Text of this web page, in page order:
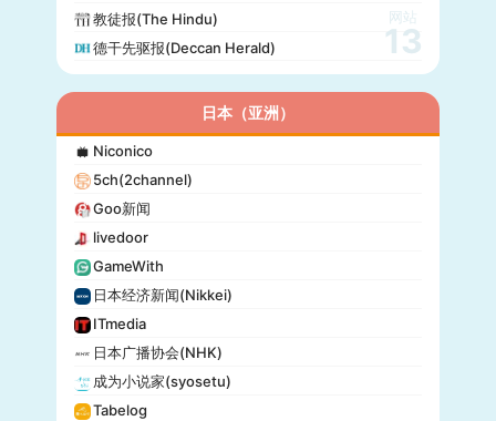
教徒报(The Hindu)
德干先驱报(Deccan Herald)
网站
13
日本（亚洲）
Niconico
5ch(2channel)
Goo新闻
livedoor
GameWith
日本经济新闻(Nikkei)
ITmedia
日本广播协会(NHK)
成为小说家(syosetu)
Tabelog